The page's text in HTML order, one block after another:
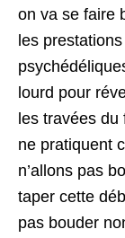
on va se faire
les
lourd pour
les travées du
ne pratiquent
n’allons pas
taper cette
pas bouder